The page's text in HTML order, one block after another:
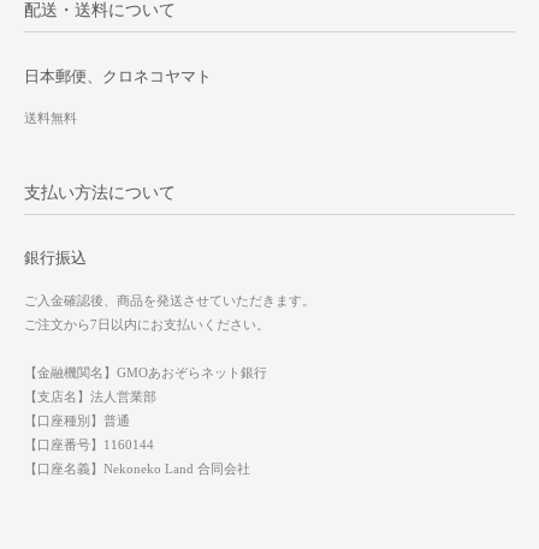
配送・送料について
日本郵便、クロネコヤマト
送料無料
支払い方法について
銀行振込
ご入金確認後、商品を発送させていただきます。
ご注文から7日以内にお支払いください。
【金融機関名】GMOあおぞらネット銀行
【支店名】法人営業部
【口座種別】普通
【口座番号】1160144
【口座名義】Nekoneko Land 合同会社